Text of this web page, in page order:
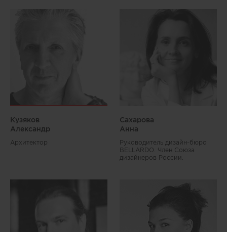
Кузяков
Александр
Архитектор
Сахарова
Анна
Руководитель дизайн-бюро
BELLARDO. Член Союза
дизайнеров России.